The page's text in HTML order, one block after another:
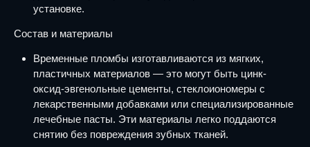
установке.
Состав и материалы
Временные пломбы изготавливаются из мягких,
пластичных материалов — это могут быть цинк-
оксид-эвгенольные цементы, стеклоиономеры с
лекарственными добавками или специализированные
лечебные пасты. Эти материалы легко поддаются
снятию без повреждения зубных тканей.